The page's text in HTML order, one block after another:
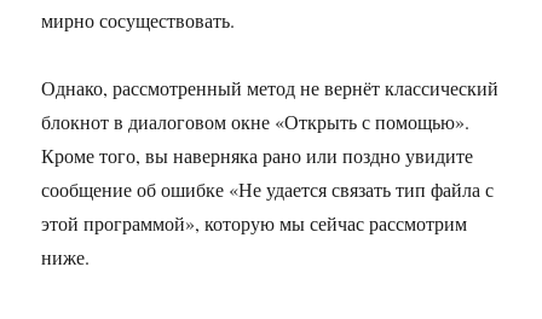
мирно сосуществовать.
Однако, рассмотренный метод не вернёт классический
блокнот в диалоговом окне «Открыть с помощью».
Кроме того, вы наверняка рано или поздно увидите
сообщение об ошибке «Не удается связать тип файла с
этой программой», которую мы сейчас рассмотрим
ниже.